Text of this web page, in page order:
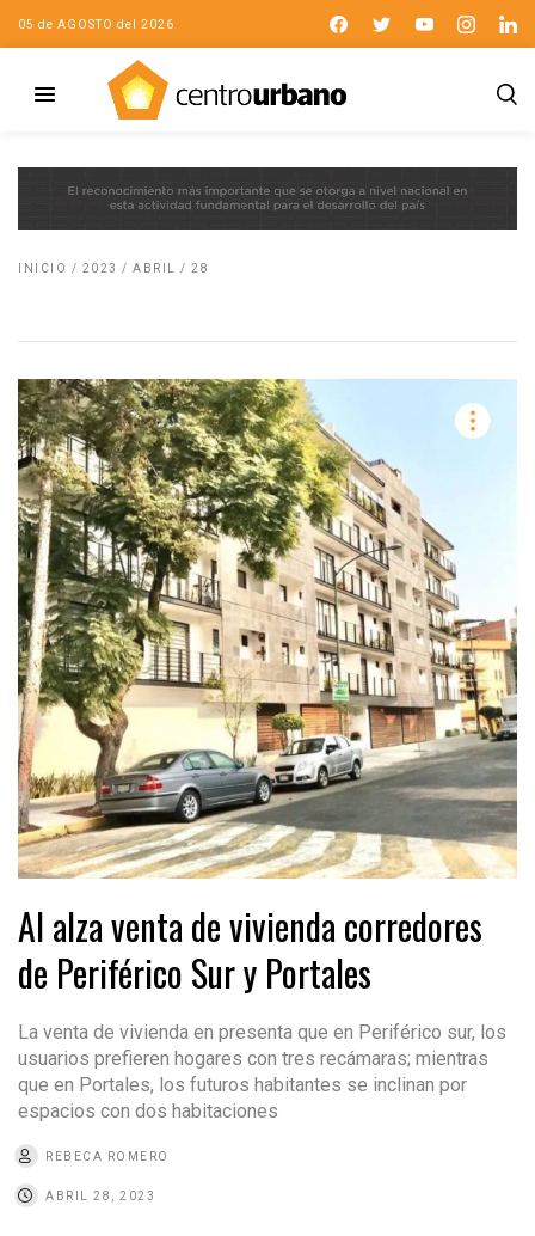
05 de AGOSTO del 2026
INICIO / 2023 / ABRIL / 28
Al alza venta de vivienda corredores
de Periférico Sur y Portales
La venta de vivienda en presenta que en Periférico sur, los
usuarios prefieren hogares con tres recámaras; mientras
que en Portales, los futuros habitantes se inclinan por
espacios con dos habitaciones
REBECA ROMERO
ABRIL 28, 2023